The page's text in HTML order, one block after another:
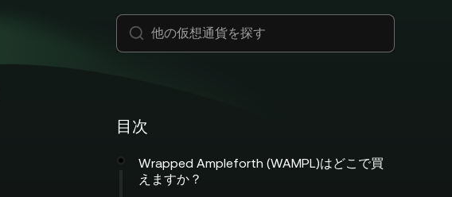
目次
Wrapped Ampleforth (WAMPL)はどこで買
えますか？